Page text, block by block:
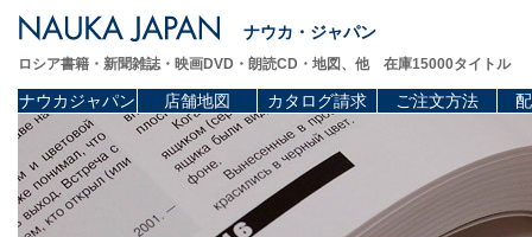
ナウカ・ジャパン
ロシア書籍・新聞雑誌・映画DVD・朗読CD・地図、他 在庫15000タイトル
ナウカジャパン 店舗地図 カタログ請求 ご注文方法